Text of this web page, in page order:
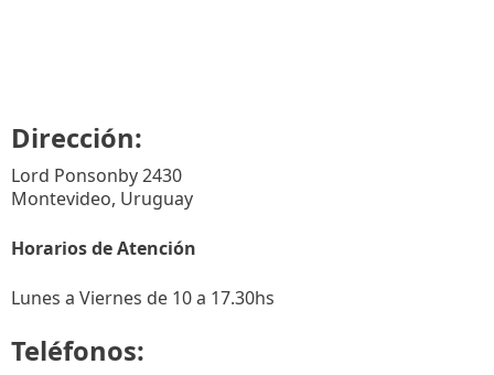
Dirección:
Lord Ponsonby 2430
Montevideo, Uruguay
Horarios de Atención
Lunes a Viernes de 10 a 17.30hs
Teléfonos: